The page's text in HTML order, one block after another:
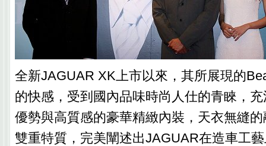
全新JAGUAR XK上市以來，其所展現的
的快感，受到國內品味時尚人仕的青睞，
優勢與高質感的豪華精緻內裝，天衣無縫
雙重特質，完美闡述出JAGUAR在造車工